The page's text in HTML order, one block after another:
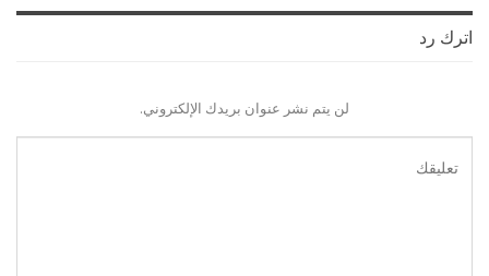
اترك رد
لن يتم نشر عنوان بريدك الإلكتروني.